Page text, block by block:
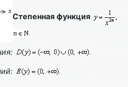
Степенная функция